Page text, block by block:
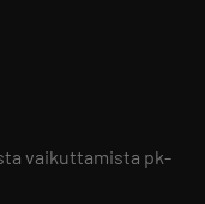
vaikuttamista pk-